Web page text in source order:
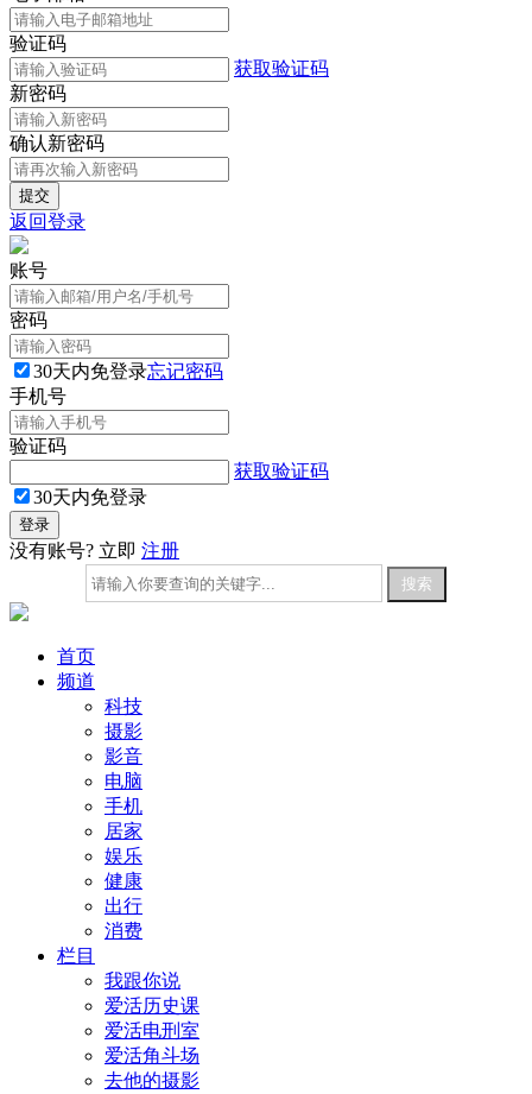
验证码
获取验证码
新密码
确认新密码
返回登录
账号
密码
30天内免登录忘记密码
手机号
验证码
获取验证码
30天内免登录
没有账号? 立即 注册
首页
频道
科技
摄影
影音
电脑
手机
居家
娱乐
健康
出行
消费
栏目
我跟你说
爱活历史课
爱活电刑室
爱活角斗场
去他的摄影